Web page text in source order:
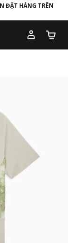
ĐẶT HÀNG TRÊN
Số